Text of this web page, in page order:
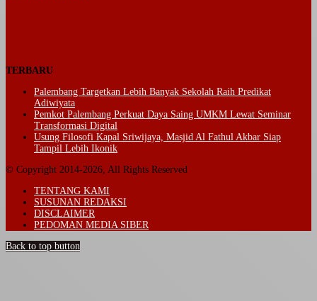
TERBARU
Palembang Targetkan Lebih Banyak Sekolah Raih Predikat
Adiwiyata
Pemkot Palembang Perkuat Daya Saing UMKM Lewat Seminar
Transformasi Digital
Usung Filosofi Kapal Sriwijaya, Masjid Al Fathul Akbar Siap
Tampil Lebih Ikonik
© Copyright 2014-2026, All Rights Reserved
TENTANG KAMI
SUSUNAN REDAKSI
DISCLAIMER
PEDOMAN MEDIA SIBER
Back to top button